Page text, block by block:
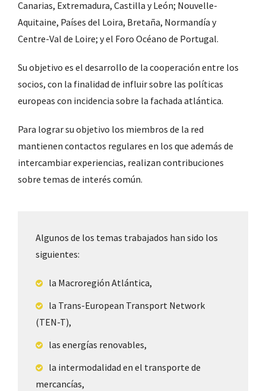
Canarias, Extremadura, Castilla y León; Nouvelle-
Aquitaine, Países del Loira, Bretaña, Normandía y
Centre-Val de Loire; y el Foro Océano de Portugal.
Su objetivo es el desarrollo de la cooperación entre los
socios, con la finalidad de influir sobre las políticas
europeas con incidencia sobre la fachada atlántica.
Para lograr su objetivo los miembros de la red
mantienen contactos regulares en los que además de
intercambiar experiencias, realizan contribuciones
sobre temas de interés común.
Algunos de los temas trabajados han sido los
siguientes:
la Macroregión Atlántica,
la Trans-European Transport Network
(TEN-T),
las energías renovables,
la intermodalidad en el transporte de
mercancías,